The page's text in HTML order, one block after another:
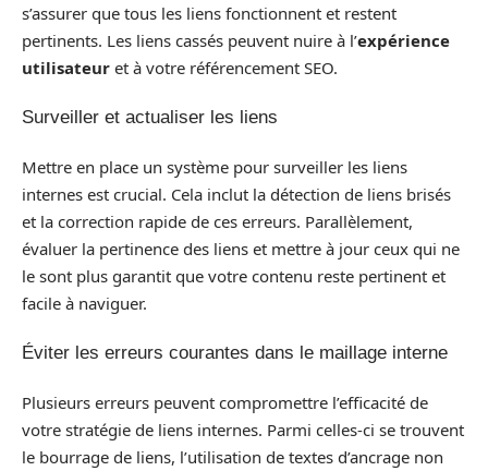
s’assurer que tous les liens fonctionnent et restent
pertinents. Les liens cassés peuvent nuire à l’expérience
utilisateur et à votre référencement SEO.
Surveiller et actualiser les liens
Mettre en place un système pour surveiller les liens
internes est crucial. Cela inclut la détection de liens brisés
et la correction rapide de ces erreurs. Parallèlement,
évaluer la pertinence des liens et mettre à jour ceux qui ne
le sont plus garantit que votre contenu reste pertinent et
facile à naviguer.
Éviter les erreurs courantes dans le maillage interne
Plusieurs erreurs peuvent compromettre l’efficacité de
votre stratégie de liens internes. Parmi celles-ci se trouvent
le bourrage de liens, l’utilisation de textes d’ancrage non